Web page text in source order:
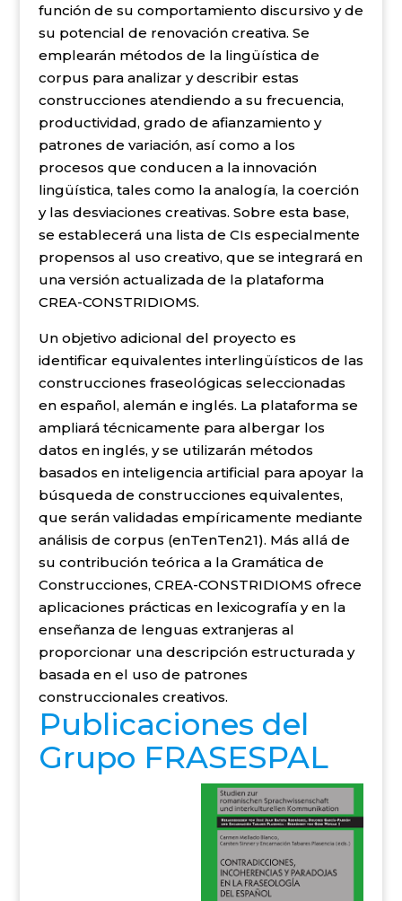
función de su comportamiento discursivo y de
su potencial de renovación creativa. Se
emplearán métodos de la lingüística de
corpus para analizar y describir estas
construcciones atendiendo a su frecuencia,
productividad, grado de afianzamiento y
patrones de variación, así como a los
procesos que conducen a la innovación
lingüística, tales como la analogía, la coerción
y las desviaciones creativas. Sobre esta base,
se establecerá una lista de CIs especialmente
propensos al uso creativo, que se integrará en
una versión actualizada de la plataforma
CREA-CONSTRIDIOMS.
Un objetivo adicional del proyecto es
identificar equivalentes interlingüísticos de las
construcciones fraseológicas seleccionadas
en español, alemán e inglés. La plataforma se
ampliará técnicamente para albergar los
datos en inglés, y se utilizarán métodos
basados en inteligencia artificial para apoyar la
búsqueda de construcciones equivalentes,
que serán validadas empíricamente mediante
análisis de corpus (enTenTen21). Más allá de
su contribución teórica a la Gramática de
Construcciones, CREA-CONSTRIDIOMS ofrece
aplicaciones prácticas en lexicografía y en la
enseñanza de lenguas extranjeras al
proporcionar una descripción estructurada y
basada en el uso de patrones
construccionales creativos.
Publicaciones del
Grupo FRASESPAL